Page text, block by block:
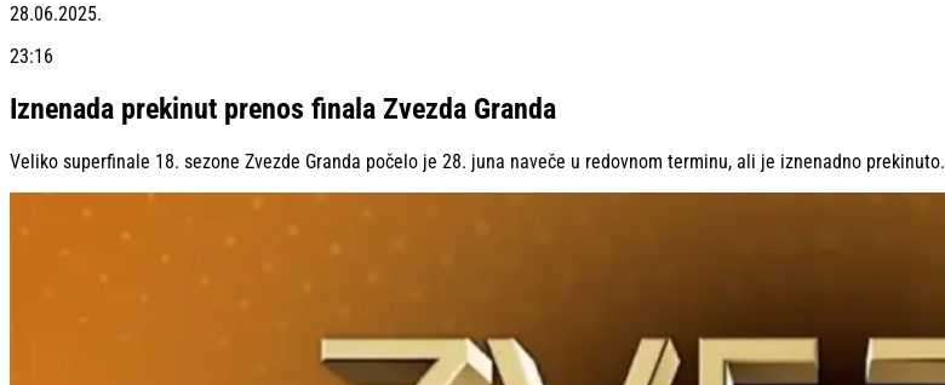
28.06.2025.
23:16
Iznenada prekinut prenos finala Zvezda Granda
Veliko superfinale 18. sezone Zvezde Granda počelo je 28. juna naveče u redovnom terminu, ali je iznenadno prekinuto.